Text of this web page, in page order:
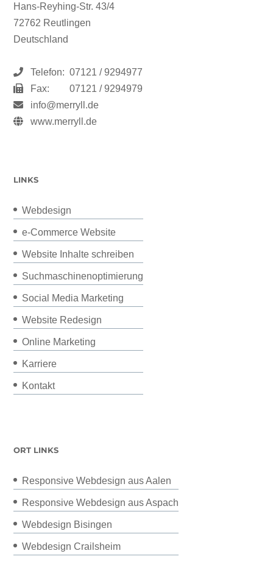
Hans-Reyhing-Str. 43/4
72762 Reutlingen
Deutschland
Telefon: 07121 / 9294977
Fax:
07121 / 9294979
info@merryll.de
www.merryll.de
LINKS
Webdesign
e-Commerce Website
Website Inhalte schreiben
Suchmaschinenoptimierung
Social Media Marketing
Website Redesign
Online Marketing
Karriere
Kontakt
ORT LINKS
Responsive Webdesign aus Aalen
Responsive Webdesign aus Aspach
Webdesign Bisingen
Webdesign Crailsheim